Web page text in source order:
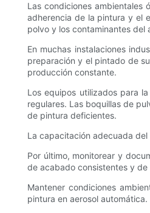
Las condiciones ambientales
adherencia de la pintura y el
polvo y los contaminantes del
En muchas instalaciones
preparación y el pintado de
producción constante.
Los equipos utilizados para
regulares. Las boquillas de
de pintura deficientes.
La capacitación adecuada
Por último, monitorear y
de acabado consistentes y de
Mantener condiciones
pintura en aerosol automática.